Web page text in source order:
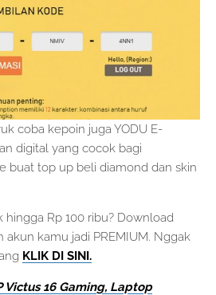
coba kepoin juga YODU E-
digital yang cocok bagi
buat top up beli diamond dan skin
hingga Rp 100 ribu? Download
akun kamu jadi PREMIUM. Nggak
KLIK DI SINI.
Victus 16 Gaming, Laptop